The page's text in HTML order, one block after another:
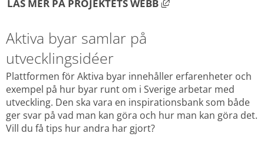
LÄS MER PÅ PROJEKTETS WEBB
Aktiva byar samlar på
utvecklingsidéer
Plattformen för Aktiva byar innehåller erfarenheter och
exempel på hur byar runt om i Sverige arbetar med
utveckling. Den ska vara en inspirationsbank som både
ger svar på vad man kan göra och hur man kan göra det.
Vill du få tips hur andra har gjort?